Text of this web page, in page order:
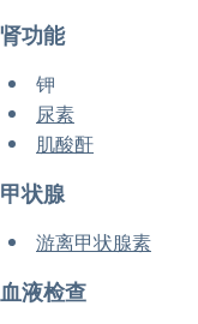
肾功能
钾
尿素
肌酸酐
甲状腺
游离甲状腺素
血液检查